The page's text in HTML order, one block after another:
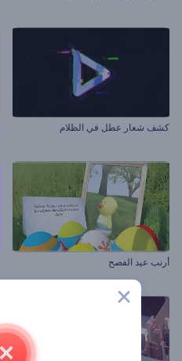
كشف شعار عطل في الظلام
أرنب عيد الفصح